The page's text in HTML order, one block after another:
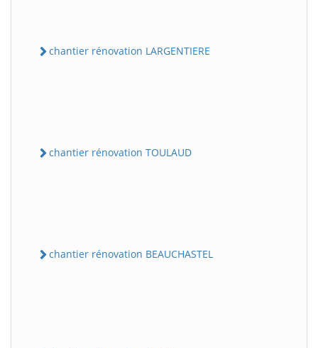
chantier rénovation LARGENTIERE
chantier rénovation TOULAUD
chantier rénovation BEAUCHASTEL